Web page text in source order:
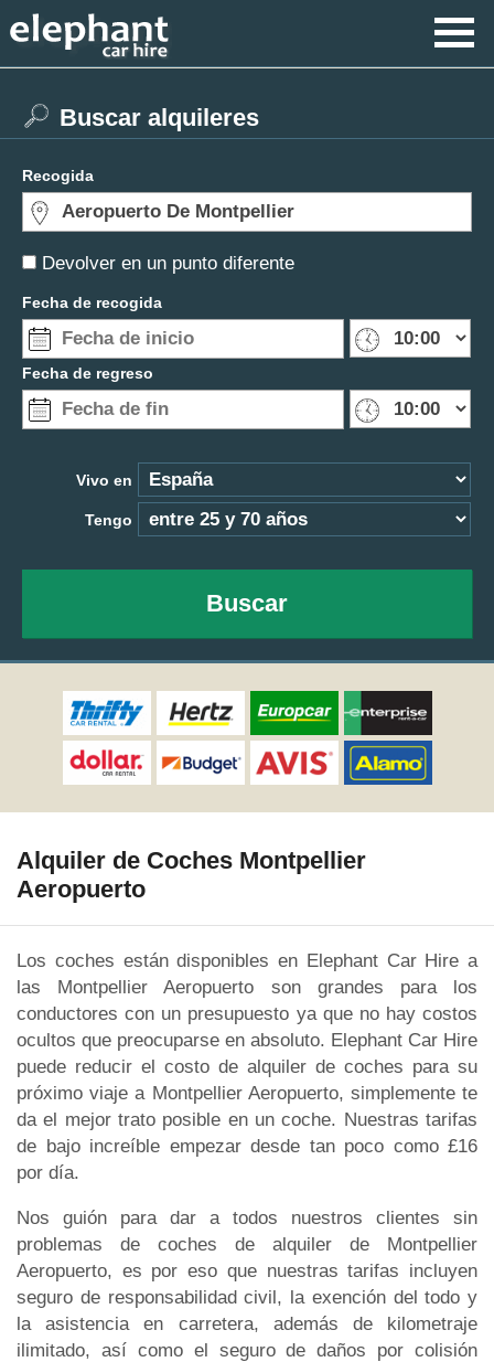
Devolver en un punto diferente
Buscar alquileres
Recogida
Fecha de recogida
Fecha de regreso
Vivo en
Tengo
Buscar
Alquiler de Coches Montpellier
Aeropuerto
Los coches están disponibles en Elephant Car Hire a
las Montpellier Aeropuerto son grandes para los
conductores con un presupuesto ya que no hay costos
ocultos que preocuparse en absoluto. Elephant Car Hire
puede reducir el costo de alquiler de coches para su
próximo viaje a Montpellier Aeropuerto, simplemente te
da el mejor trato posible en un coche. Nuestras tarifas
de bajo increíble empezar desde tan poco como £16
por día.
Nos guión para dar a todos nuestros clientes sin
problemas de coches de alquiler de Montpellier
Aeropuerto, es por eso que nuestras tarifas incluyen
seguro de responsabilidad civil, la exención del todo y
la asistencia en carretera, además de kilometraje
ilimitado, así como el seguro de daños por colisión